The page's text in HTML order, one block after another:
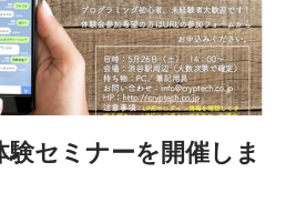
セミナーを開催しま